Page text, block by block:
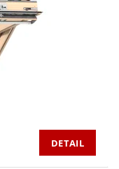
DETAIL